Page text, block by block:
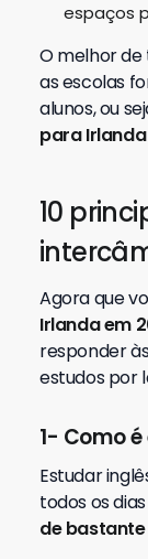
espaços
O melhor de
as escolas
alunos, ou
para
10
Agora que
Irlanda em
responder
estudos por
1- Como
Estudar
todos os
de